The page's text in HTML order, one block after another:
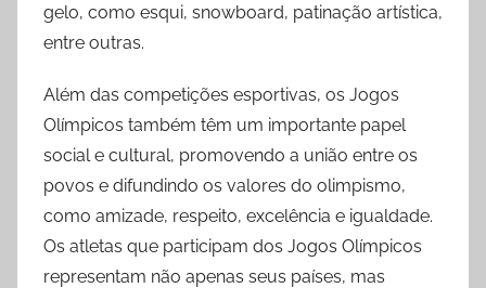
gelo, como esqui, snowboard, patinação artística,
entre outras.
Além das competições esportivas, os Jogos
Olímpicos também têm um importante papel
social e cultural, promovendo a união entre os
povos e difundindo os valores do olimpismo,
como amizade, respeito, excelência e igualdade.
Os atletas que participam dos Jogos Olímpicos
representam não apenas seus países, mas